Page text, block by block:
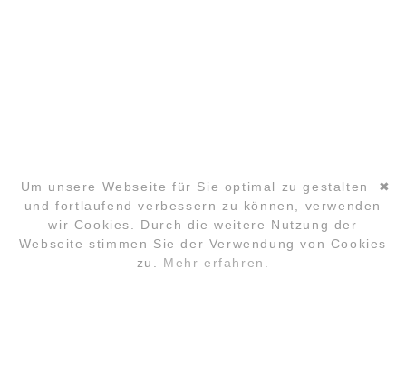
Navigation
FAQ LOCATION
✖
Um unsere Webseite für Sie optimal zu gestalten
und fortlaufend verbessern zu können, verwenden
wir Cookies. Durch die weitere Nutzung der
Webseite stimmen Sie der Verwendung von Cookies
zu. Mehr erfahren.